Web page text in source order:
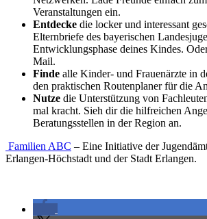
Veranstaltungen ein.
Entdecke die locker und interessant
Elternbriefe des bayerischen
Entwicklungsphase deines Kindes.
Mail.
Finde alle Kinder- und Frauenärzte in
den praktischen Routenplaner für die
Nutze die Unterstützung von
mal kracht. Sieh dir die hilfreichen
Beratungsstellen in der Region an.
Familien ABC – Eine Initiative der
Erlangen-Höchstadt und der Stadt Erlangen.